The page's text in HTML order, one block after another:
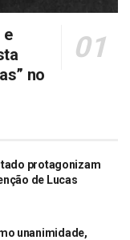
e
no
protagonizam
de Lucas
unanimidade,